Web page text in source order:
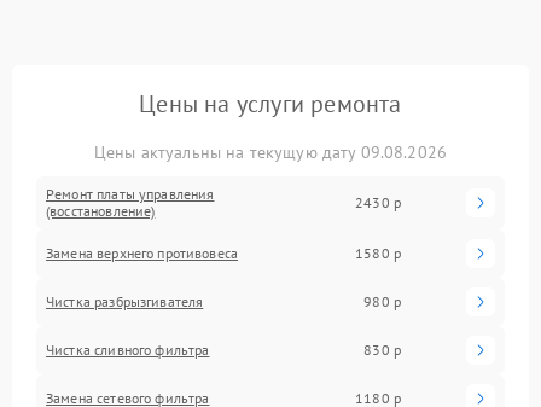
Цены на услуги ремонта
Цены актуальны на текущую дату 09.08.2026
Ремонт платы управления
(восстановление)
2430 р
Замена верхнего противовеса 1580 р
Чистка разбрызгивателя 980 р
Чистка сливного фильтра 830 р
Замена сетевого фильтра 1180 р